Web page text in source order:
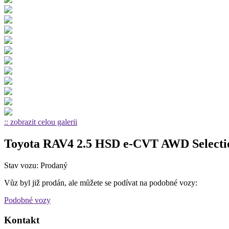
:: zobrazit celou galerii
Toyota RAV4 2.5 HSD e-CVT AWD
Stav vozu: Prodaný
Vůz byl již prodán, ale můžete se podívat na podobné vozy:
Podobné vozy
Kontakt